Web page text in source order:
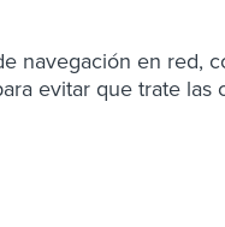
navegación en red,
evitar que trate las